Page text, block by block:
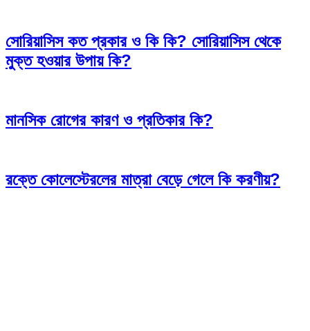
সোরিয়াসিস কত প্রকার ও কি কি? সোরিয়াসিস থেকে
মুক্ত হওয়ার উপায় কি?
মানসিক রোগের কারণ ও প্রতিকার কি?
রক্তে কোলেস্টেরলের মাত্রা বেড়ে গেলে কি করণীয়?